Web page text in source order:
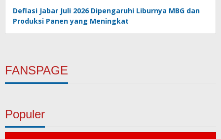
Deflasi Jabar Juli 2026 Dipengaruhi Liburnya MBG dan
Produksi Panen yang Meningkat
FANSPAGE
Populer